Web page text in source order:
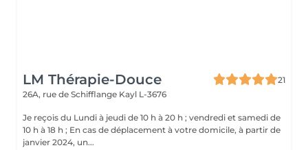
LM Thérapie-Douce
21
26A, rue de Schifflange Kayl L-3676
Je reçois du Lundi à jeudi de 10 h à 20 h ; vendredi et samedi de
10 h à 18 h ; En cas de déplacement à votre domicile, à partir de
janvier 2024, un...